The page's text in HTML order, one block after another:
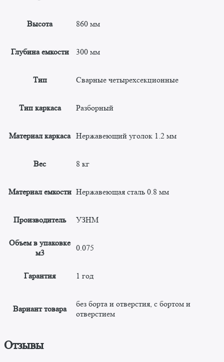
Высота 860 мм
Глубина емкости 300 мм
Тип Сварные четырехсекционные
Тип каркаса Разборный
Материал каркаса Нержавеющий уголок 1.2 мм
Вес 8 кг
Материал емкости Нержавеющая сталь 0.8 мм
Производитель УЗНМ
Объем в упаковке
м3
0.075
Гарантия 1 год
Вариант товара
без борта и отверстия, с бортом и
отверстием
Отзывы